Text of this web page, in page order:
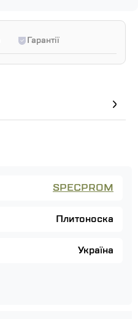
Гарантії
SPECPROM
Плитоноска
Україна